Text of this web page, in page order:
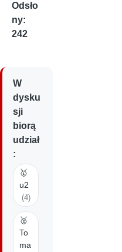
Odsło
ny:
242
W
dysku
sji
biorą
udział
:
🥇
u2
(4)
🥈
To
ma